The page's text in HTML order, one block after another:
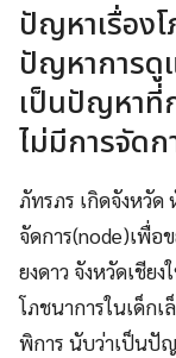
ปัญหาเรื่องโ
ปัญหาการดู
เป็นปัญหาที่
ไม่มีการจัด
ภัทรภร เกิดจังหวัด
จัดการ(node)เพื่อ
ยงดาว จังหวัดเชีย
โภชนาการในเด็ก
พิการ นับว่าเป็นปั